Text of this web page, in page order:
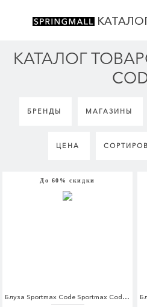
КАТАЛОГ
БРЕНДЫ МАГАЗИНЫ
ЦЕНА
До 60% скидки
Блуза Sportmax Code Sportmax Code SP027EWTMH38